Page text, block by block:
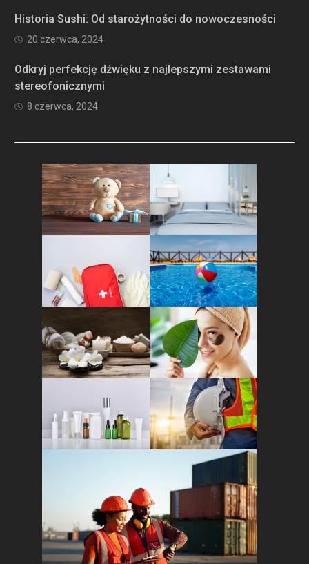
Historia Sushi: Od starożytności do nowoczesności
20 czerwca, 2024
Odkryj perfekcję dźwięku z najlepszymi zestawami
stereofonicznymi
8 czerwca, 2024